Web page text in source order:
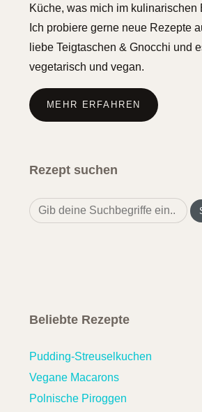
Küche, was mich im kulinarischen
Ich probiere gerne neue Rezepte
liebe Teigtaschen & Gnocchi und
vegetarisch und vegan.
MEHR ERFAHREN
Rezept suchen
Search
for:
Beliebte Rezepte
Pudding-Streuselkuchen
Vegane Macarons
Polnische Piroggen